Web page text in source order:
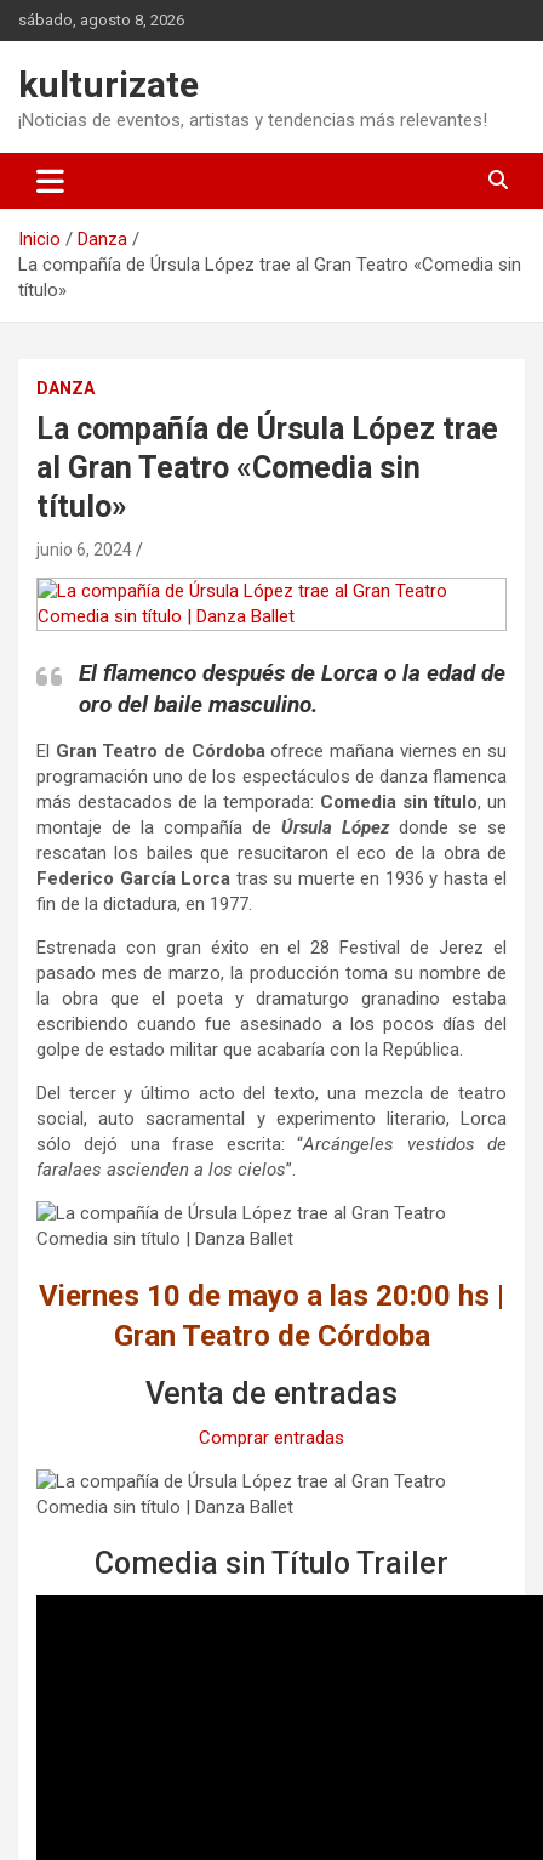
Saltar
al
sábado, agosto 8, 2026
kulturizate
¡Noticias de eventos, artistas y tendencias más relevantes!
Inicio
Danza
La compañía de Úrsula López trae al Gran Teatro «Comedia sin
título»
DANZA
La compañía de Úrsula López trae
al Gran Teatro «Comedia sin
título»
junio 6, 2024
El flamenco después de Lorca o la edad de
oro del baile masculino.
El Gran Teatro de Córdobaofrece mañana viernes en su
programación uno de los espectáculos de danza flamenca
más destacados de la temporada: Comedia sin título, un
montaje de la compañía de Úrsula Lópezdonde se se
rescatan los bailes que resucitaron el eco de la obra de
Federico García Lorca tras su muerte en 1936 y hasta el
fin de la dictadura, en 1977.
Estrenada con gran éxito en el 28 Festival de Jerez el
pasado mes de marzo, la producción toma su nombre de
la obra que el poeta y dramaturgo granadino estaba
escribiendo cuando fue asesinado a los pocos días del
golpe de estado militar que acabaría con la República.
Del tercer y último acto del texto, una mezcla de teatro
social, auto sacramental y experimento literario, Lorca
sólo dejó una frase escrita: “Arcángeles vestidos de
faralaes ascienden a los cielos”.
Viernes 10 de mayo a las 20:00 hs |
Gran Teatro de Córdoba
Venta de entradas
Comprar entradas
Comedia sin Título Trailer